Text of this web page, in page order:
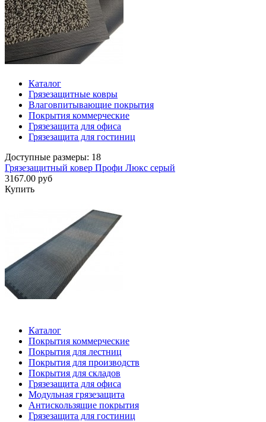
Каталог
Грязезащитные ковры
Влаговпитывающие покрытия
Покрытия коммерческие
Грязезащита для офиса
Грязезащита для гостиниц
Доступные размеры: 18
Грязезащитный ковер Профи Люкс серый
3167.00 руб
Купить
Каталог
Покрытия коммерческие
Покрытия для лестниц
Покрытия для производств
Покрытия для складов
Грязезащита для офиса
Модульная грязезащита
Антискользящие покрытия
Грязезащита для гостиниц